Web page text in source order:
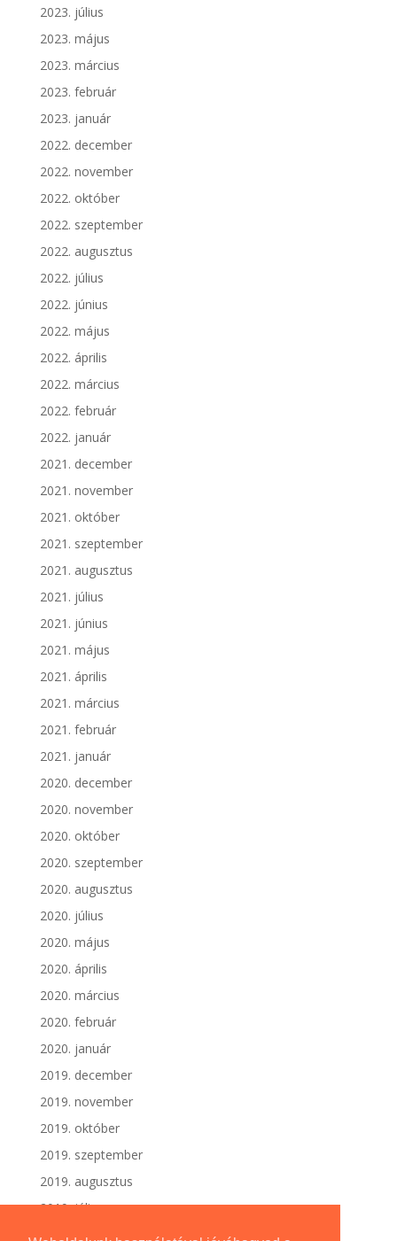
2023. július
2023. május
2023. március
2023. február
2023. január
2022. december
2022. november
2022. október
2022. szeptember
2022. augusztus
2022. július
2022. június
2022. május
2022. április
2022. március
2022. február
2022. január
2021. december
2021. november
2021. október
2021. szeptember
2021. augusztus
2021. július
2021. június
2021. május
2021. április
2021. március
2021. február
2021. január
2020. december
2020. november
2020. október
2020. szeptember
2020. augusztus
2020. július
2020. május
2020. április
2020. március
2020. február
2020. január
2019. december
2019. november
2019. október
2019. szeptember
2019. augusztus
2019. július
2019. június